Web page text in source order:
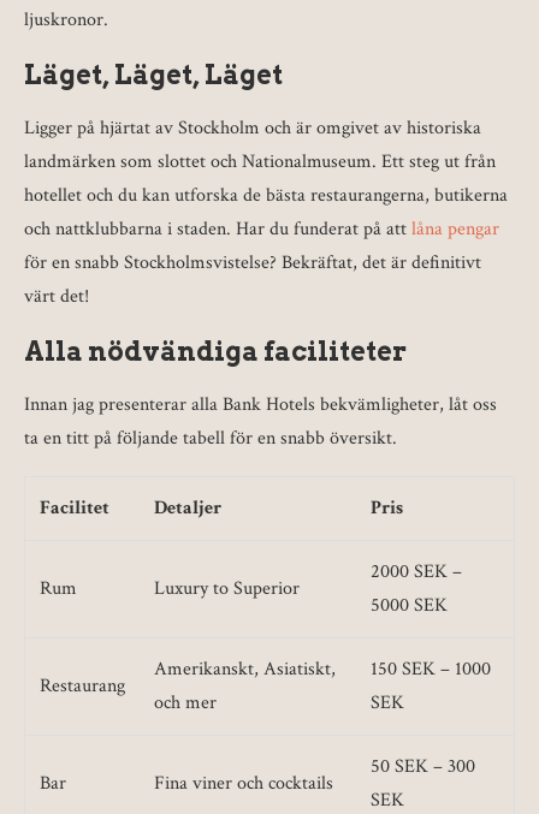
ljuskronor.
Läget, Läget, Läget
Ligger på hjärtat av Stockholm och är omgivet av historiska
landmärken som slottet och Nationalmuseum. Ett steg ut från
hotellet och du kan utforska de bästa restaurangerna, butikerna
och nattklubbarna i staden. Har du funderat på attlåna pengar
för en snabb Stockholmsvistelse? Bekräftat, det är definitivt
värt det!
Alla nödvändiga faciliteter
Innan jag presenterar alla Bank Hotels bekvämligheter, låt oss
ta en titt på följande tabell för en snabb översikt.
Facilitet Detaljer Pris
Rum Luxury to Superior
2000 SEK –
5000 SEK
Restaurang
Amerikanskt, Asiatiskt,
och mer
150 SEK – 1000
SEK
Bar Fina viner och cocktails
50 SEK – 300
SEK